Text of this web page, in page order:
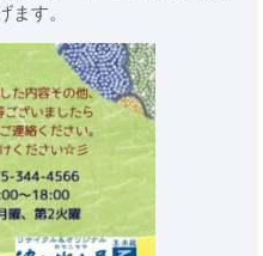
ます。